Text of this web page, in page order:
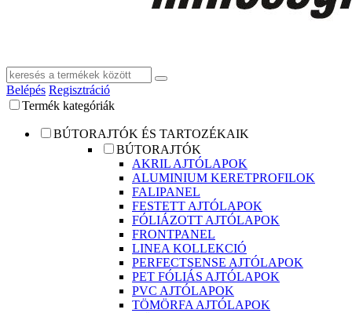
Belépés Regisztráció
Termék kategóriák
BÚTORAJTÓK ÉS TARTOZÉKAIK
BÚTORAJTÓK
AKRIL AJTÓLAPOK
ALUMINIUM KERETPROFILOK
FALIPANEL
FESTETT AJTÓLAPOK
FÓLIÁZOTT AJTÓLAPOK
FRONTPANEL
LINEA KOLLEKCIÓ
PERFECTSENSE AJTÓLAPOK
PET FÓLIÁS AJTÓLAPOK
PVC AJTÓLAPOK
TÖMÖRFA AJTÓLAPOK